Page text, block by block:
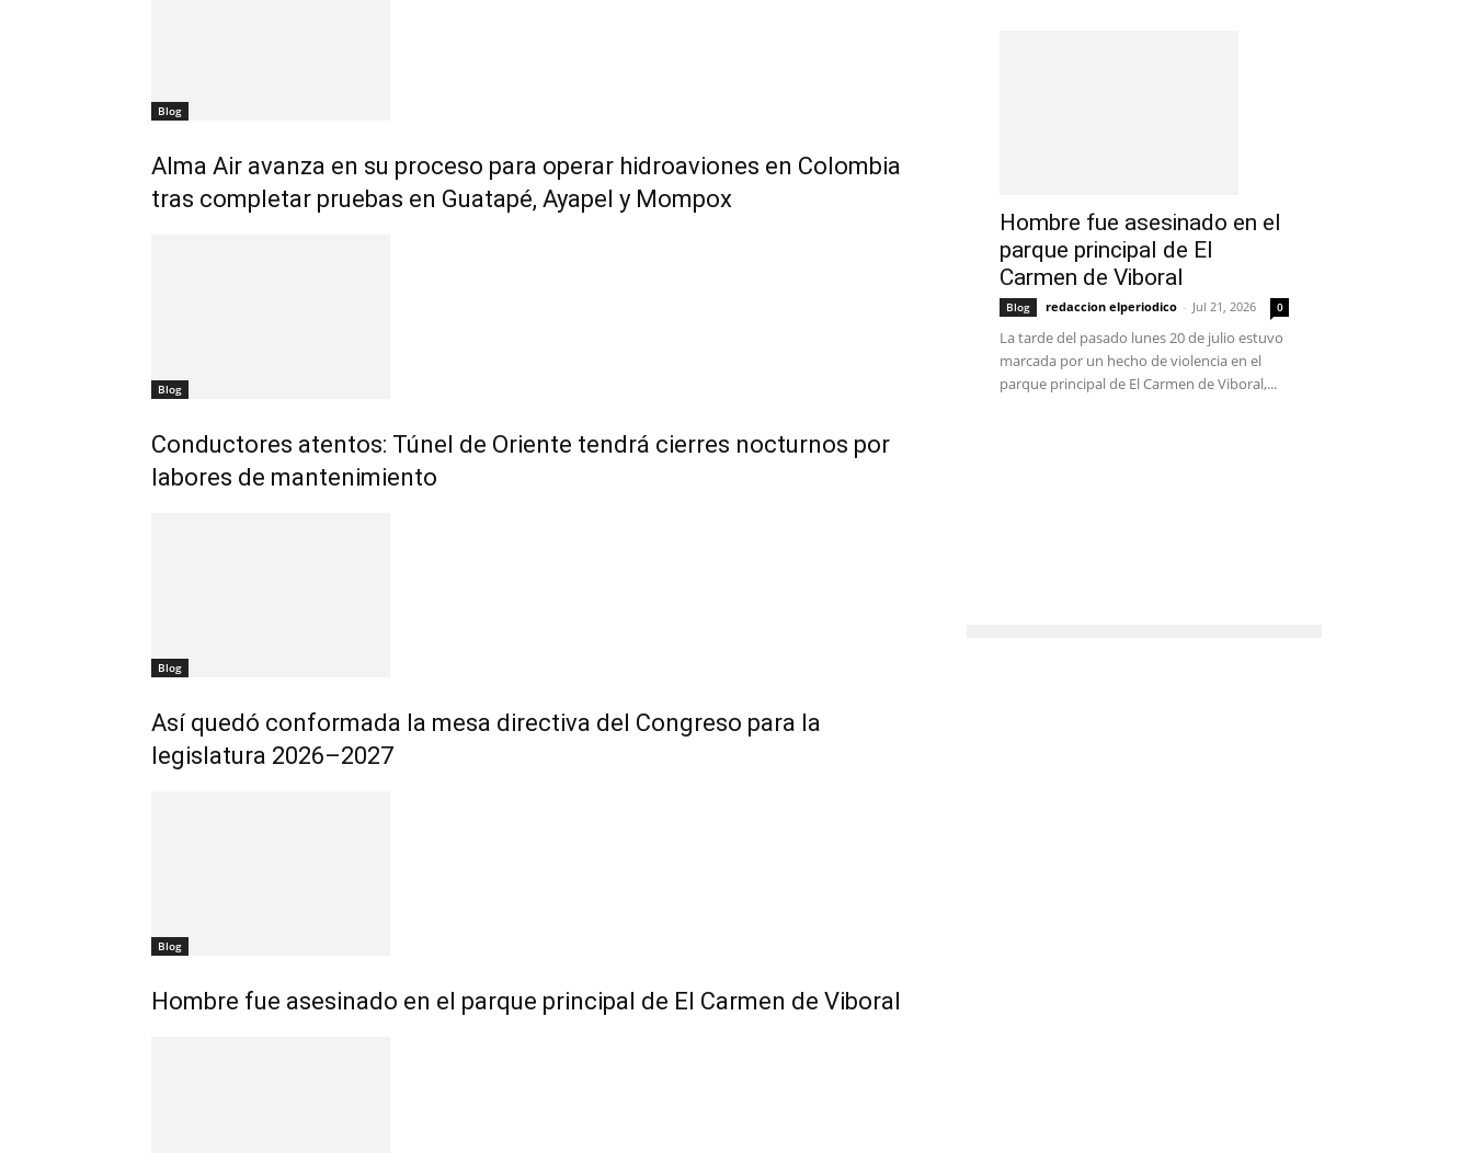
Blog
Alma Air avanza en su proceso para operar hidroaviones en Colombia
tras completar pruebas en Guatapé, Ayapel y Mompox
Blog
Conductores atentos: Túnel de Oriente tendrá cierres nocturnos por
labores de mantenimiento
Blog
Así quedó conformada la mesa directiva del Congreso para la
legislatura 2026–2027
Blog
Hombre fue asesinado en el parque principal de El Carmen de Viboral
Hombre fue asesinado en el
parque principal de El
Carmen de Viboral
Blog redaccion elperiodico - Jul 21, 2026 0
La tarde del pasado lunes 20 de julio estuvo
marcada por un hecho de violencia en el
parque principal de El Carmen de Viboral,...